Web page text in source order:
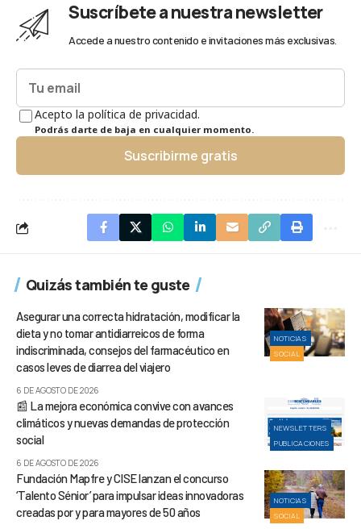
Suscríbete a nuestra newsletter
Accede a nuestro contenido e invitaciones más exclusivas.
Acepto la política de privacidad.
Podrás darte de baja en cualquier momento.
Suscribirme gratis
Quizás también te guste
NOTICIAS
SOCIAL
Asegurar una correcta hidratación, modificar la
dieta y no tomar antidiarreicos de forma
indiscriminada, consejos del farmacéutico en
casos leves de diarrea del viajero
6 DE AGOSTO DE 2026
NEWSLETTERS
PUBLICACIONES
📰 La mejora económica convive con avances
climáticos y nuevas demandas de protección
social
6 DE AGOSTO DE 2026
NOTICIAS
SOCIAL
Fundación Mapfre y CISE lanzan el concurso
‘Talento Sénior’ para impulsar ideas innovadoras
creadas por y para mayores de 50 años